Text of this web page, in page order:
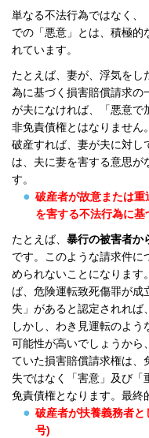
単なる不法行為ではなく、
での「悪意」とは、積極的
れています。
たとえば、妻が、浮気をし
為に基づく損害賠償請求の
が夫になければ、「悪意で
非免責債権とはなりません
破産すれば、妻が夫に対し
は、夫に妻を害する意思が
す。
破産者が故意または
を害する不法行為に
たとえば、 暴行の被害者か
です。このような請求件に
められないことになります
ば、危険運転致死傷罪が成
失」があると認定されれば
しかし、わき見運転のよ
可能性が高いでしょうから
ていた損害賠償請求権は、
失ではなく「害意」及び「
免責債権となります。最終
破産者が扶養義務者
号)